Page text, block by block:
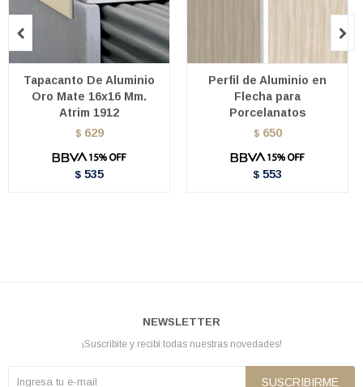
Tapacanto De Aluminio
Oro Mate 16x16 Mm.
Atrim 1912
$ 629
$ 535
Perfil de Aluminio en
Flecha para
Porcelanatos
$ 650
$ 553
 
NEWSLETTER
¡Suscribite y recibí todas nuestras novedades!
SUSCRIBIRME